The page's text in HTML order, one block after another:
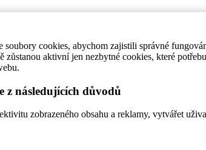
soubory cookies, abychom zajistili správné
zůstanou aktivní jen nezbytné cookies, které
z následujících důvodů
zobrazeného obsahu a reklamy, vytvářet